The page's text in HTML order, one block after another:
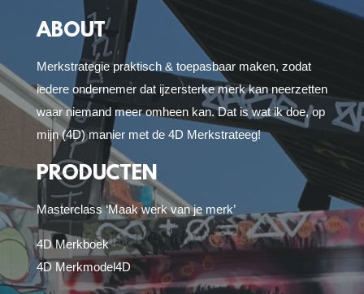
ABOUT
Merkstrategie praktisch & toepasbaar maken, zodat
iedere ondernemer dat ijzersterke merk kan neerzetten
waar niemand meer omheen kan. Dat is wat ik doe, op
mijn (4D) manier met de 4D Merkstrateeg!
PRODUCTEN
Masterclass ‘Maak werk van je merk’
4D Merkboek
4D Merkmodel4D